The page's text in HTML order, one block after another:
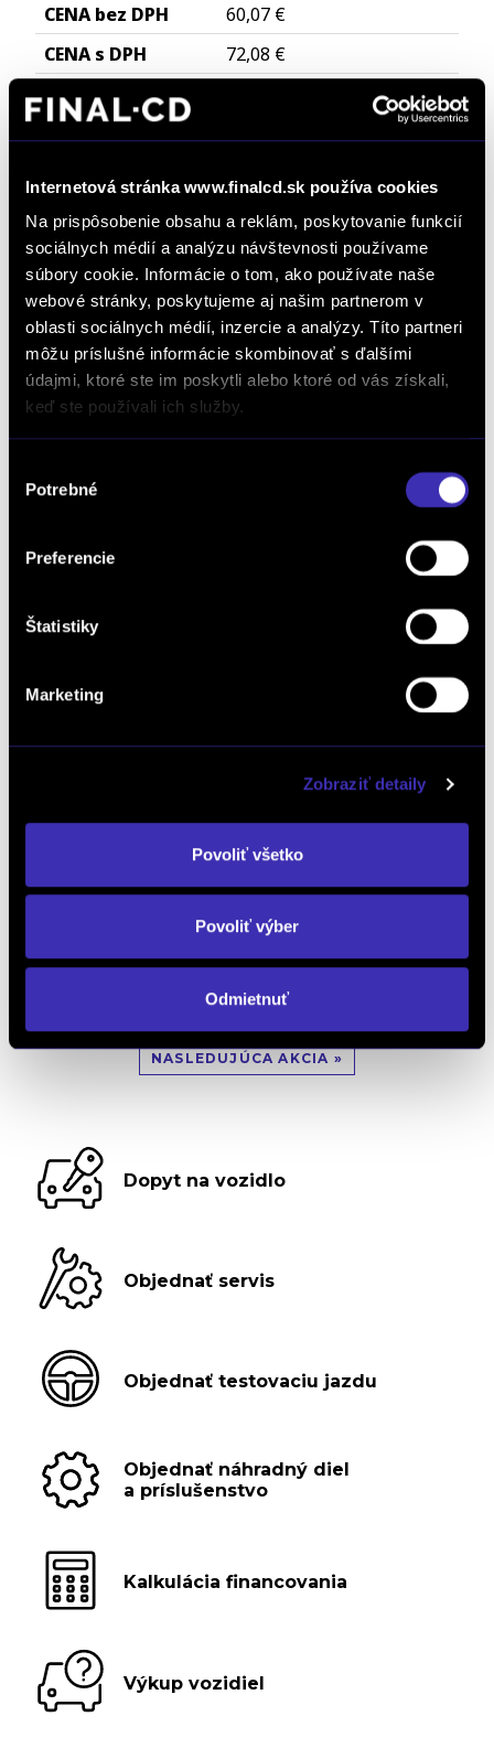
Internetová stránka www.finalcd.sk používa cookies
Na prispôsobenie obsahu a reklám, poskytovanie funkcií
sociálnych médií a analýzu návštevnosti používame
súbory cookie. Informácie o tom, ako používate naše
webové stránky, poskytujeme aj našim partnerom v
oblasti sociálnych médií, inzercie a analýzy. Títo partneri
môžu príslušné informácie skombinovať s ďalšími
údajmi, ktoré ste im poskytli alebo ktoré od vás získali,
keď ste používali ich služby.
súhlasu
Potrebné
Preferencie
Štatistiky
Marketing
Zobraziť detaily
Povoliť všetko
Povoliť výber
Odmietnuť
60,07 €
72,08 €
Firestone 225/55 R17 101V
WH3
92,37 €
110,84 €
Objednať
FSZ18335
Firestone 225/75 R16 121R
VANH2WI
121,38 €
« PREDCHÁDZAJÚCA AKCIA
NASLEDUJÚCA AKCIA »
Dopyt na vozidlo
Objednať servis
Objednať testovaciu jazdu
Objednať náhradný diel
a príslušenstvo
Kalkulácia financovania
Výkup vozidiel